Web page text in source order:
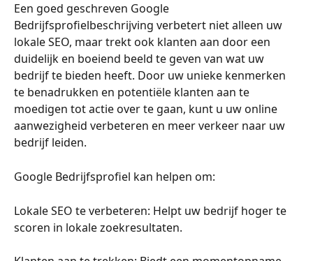
Een goed geschreven Google
Bedrijfsprofielbeschrijving verbetert niet alleen uw
lokale SEO, maar trekt ook klanten aan door een
duidelijk en boeiend beeld te geven van wat uw
bedrijf te bieden heeft. Door uw unieke kenmerken
te benadrukken en potentiële klanten aan te
moedigen tot actie over te gaan, kunt u uw online
aanwezigheid verbeteren en meer verkeer naar uw
bedrijf leiden.
Google Bedrijfsprofiel kan helpen om:
Lokale SEO te verbeteren: Helpt uw bedrijf hoger te
scoren in lokale zoekresultaten.